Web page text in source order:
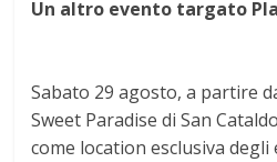
Un altro evento targato
Sabato 29 agosto, a partire
Sweet Paradise di San
come location esclusiva